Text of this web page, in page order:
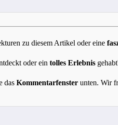
zu diesem Artikel oder eine
oder ein tolles Erlebnis
das Kommentarfenster unten. Wir